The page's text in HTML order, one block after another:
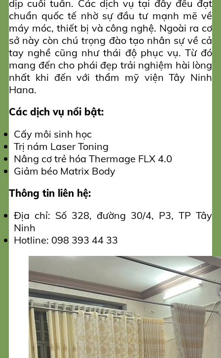
dịp cuối tuần. Các dịch vụ tại đây đều đạt
chuẩn quốc tế nhờ sự đầu tư mạnh mẽ về
máy móc, thiết bị và công nghệ. Ngoài ra cơ
sở này còn chú trọng đào tạo nhân sự về cả
tay nghề cũng như thái độ phục vụ. Từ đó
mang đến cho phái đẹp trải nghiệm hài lòng
nhất khi đến với thẩm mỹ viện Tây Ninh
Hana.
Các dịch vụ nổi bật:
Cấy môi sinh học
Trị nám Laser Toning
Nâng cơ trẻ hóa Thermage FLX 4.0
Giảm béo Matrix Body
Thông tin liên hệ:
Địa chỉ: Số 328, đường 30/4, P3, TP Tây
Ninh
Hotline: 098 393 44 33